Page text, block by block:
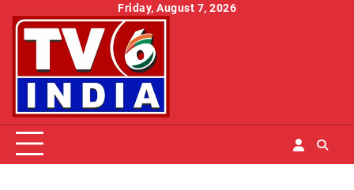
Skip
Friday, August 7, 2026